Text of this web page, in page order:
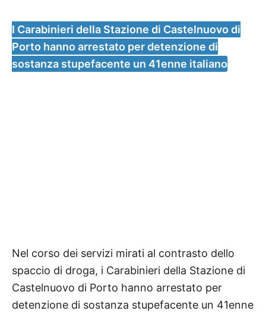
I Carabinieri della Stazione di Castelnuovo di
Porto hanno arrestato per detenzione di
sostanza stupefacente un 41enne italiano
Nel corso dei servizi mirati al contrasto dello
spaccio di droga, i Carabinieri della Stazione di
Castelnuovo di Porto hanno arrestato per
detenzione di sostanza stupefacente un 41enne